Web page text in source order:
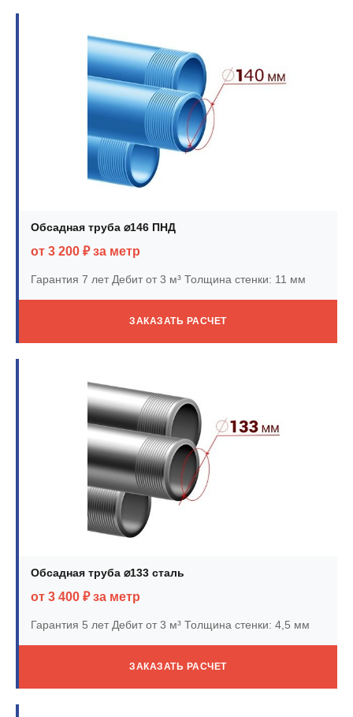
Обсадная труба ⌀146 ПНД
от 3 200 ₽ за метр
Гарантия 7 летДебит от 3 м³ Толщина стенки: 11 мм
ЗАКАЗАТЬ РАСЧЕТ
Обсадная труба ⌀133 сталь
от 3 400 ₽ за метр
Гарантия 5 летДебит от 3 м³ Толщина стенки: 4,5 мм
ЗАКАЗАТЬ РАСЧЕТ